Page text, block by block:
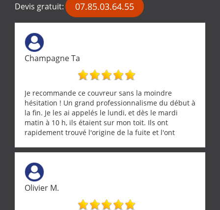
Devis gratuit: 07.85.03.64.55
Champagne Ta
Je recommande ce couvreur sans la moindre
hésitation ! Un grand professionnalisme du début à
la fin. Je les ai appelés le lundi, et dès le mardi
matin à 10 h, ils étaient sur mon toit. Ils ont
rapidement trouvé l'origine de la fuite et l'ont
Une équipe sérieuse, réactive et compétente. C'est
vraiment rassurant de pouvoir compter sur des
artisans aussi professionnels. Merci encore !
Olivier M.